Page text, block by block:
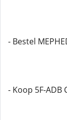
- Bestel
- Koop 5F-ADB